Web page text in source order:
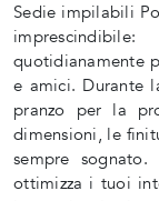
Sedie impilabili
quotidianamente
e amici. Durante
pranzo per la
dimensioni, le
sempre
ottimizza i tuoi